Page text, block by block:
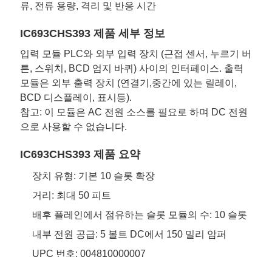
류, 전류 용량, 격리 및 반응 시간
IC693CHS393 제품 세부 정보
입력 모듈 PLC와 외부 입력 장치 (근접 센서, 누르기 버
튼, 스위치, BCD 엄지 바퀴) 사이의 인터페이스. 출력
모듈은 외부 출력 장치 (연결기,중간에 있는 릴레이,
BCD 디스플레이, 표시등).
참고: 이 모듈은 AC 전원 소스를 필요로 하며 DC 전원
으로 사용할 수 없습니다.
IC693CHS393 제품 요약
장치 유형: 기본 10 슬롯 확장
거리: 최대 50 피트
배후 플레인에서 점유하는 슬롯 모듈의 수: 10 슬롯
내부 전원 공급: 5 볼트 DC에서 150 밀리 암퍼
UPC 번호: 004810000007